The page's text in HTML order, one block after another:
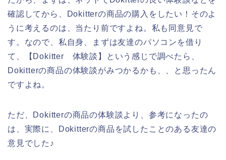
確認してから、Dokitterの商品の購入をしたい！そのよ
うに考えるのは、当たり前ですよね。私も同意見で
す。なので、私自身、まずは友達のパソコンを借り
て、【Dokitter 体験談】という感じで調べたら、
Dokitterの商品の体験談がみつかるかも、、と思ったん
ですよね。
ただ、Dokitterの商品の体験談より、参考になったの
は、実際に、Dokitterの商品を試したことのある友達の
意見でした♪